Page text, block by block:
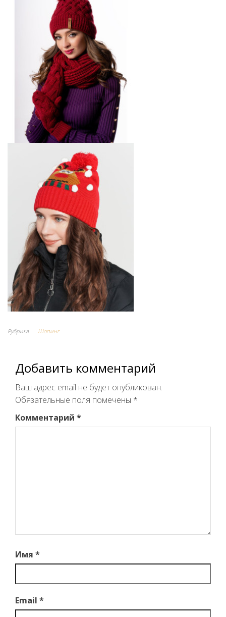
Рубрика Шопинг
Добавить комментарий
Ваш адрес email не будет опубликован.
Обязательные поля помечены *
Комментарий *
Имя *
Email *